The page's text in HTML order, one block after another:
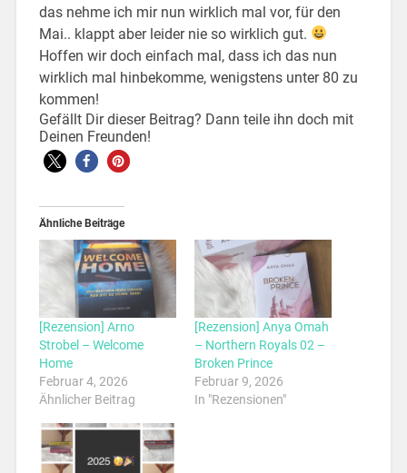
das nehme ich mir nun wirklich mal vor, für den
Mai.. klappt aber leider nie so wirklich gut.
Hoffen wir doch einfach mal, dass ich das nun
wirklich mal hinbekomme, wenigstens unter 80 zu
kommen!
Gefällt Dir dieser Beitrag? Dann teile ihn doch mit
Deinen Freunden!
Ähnliche Beiträge
[Rezension] Arno
Strobel – Welcome
Home
Februar 4, 2026
Ähnlicher Beitrag
[Rezension] Anya Omah
– Northern Royals 02 –
Broken Prince
Februar 9, 2026
In "Rezensionen"